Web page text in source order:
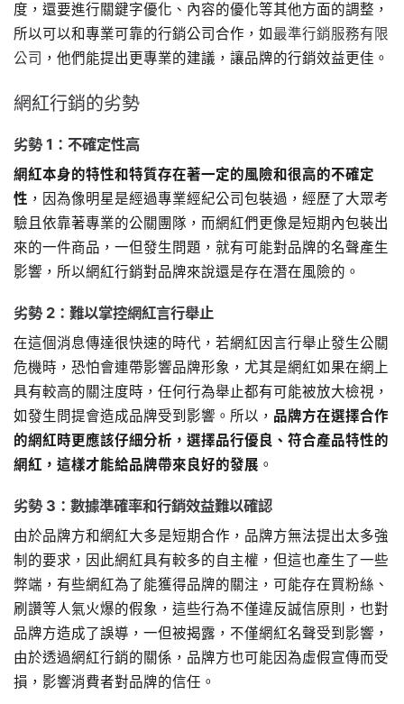
度，還要進行關鍵字優化、內容的優化等其他方面的調整，
所以可以和專業可靠的行銷公司合作，如最準行銷服務有限
公司 ，他們能提出更專業的建議，讓品牌的行銷效益更佳。
網紅行銷的劣勢
劣勢 1：不確定性高
網紅本身的特性和特質存在著一定的風險和很高的不確定
性 ，因為像明星是經過專業經紀公司包裝過，經歷了大眾考
驗且依靠著專業的公關團隊，而網紅們更像是短期內包裝出
來的一件商品，一但發生問題，就有可能對品牌的名聲產生
影響，所以網紅行銷對品牌來說還是存在潛在風險的。
劣勢 2：難以掌控網紅言行舉止
在這個消息傳達很快速的時代，若網紅因言行舉止發生公關
危機時，恐怕會連帶影響品牌形象，尤其是網紅如果在網上
具有較高的關注度時，任何行為舉止都有可能被放大檢視，
如發生問提會造成品牌受到影響。所以， 品牌方在選擇合作
的網紅時更應該仔細分析，選擇品行優良、符合產品特性的
網紅，這樣才能給品牌帶來良好的發展 。
劣勢 3：數據準確率和行銷效益難以確認
由於品牌方和網紅大多是短期合作，品牌方無法提出太多強
制的要求，因此網紅具有較多的自主權，但這也產生了一些
弊端，有些網紅為了能獲得品牌的關注，可能存在買粉絲、
刷讚等人氣火爆的假象，這些行為不僅違反誠信原則，也對
品牌方造成了誤導，一但被揭露，不僅網紅名聲受到影響，
由於透過網紅行銷的關係，品牌方也可能因為虛假宣傳而受
損，影響消費者對品牌的信任。